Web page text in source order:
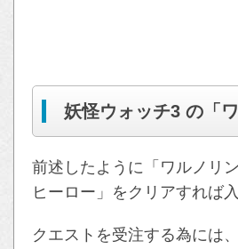
妖怪ウォッチ3 の「
前述したように「ワルノリ
ヒーロー」をクリアすれば
クエストを受注する為には